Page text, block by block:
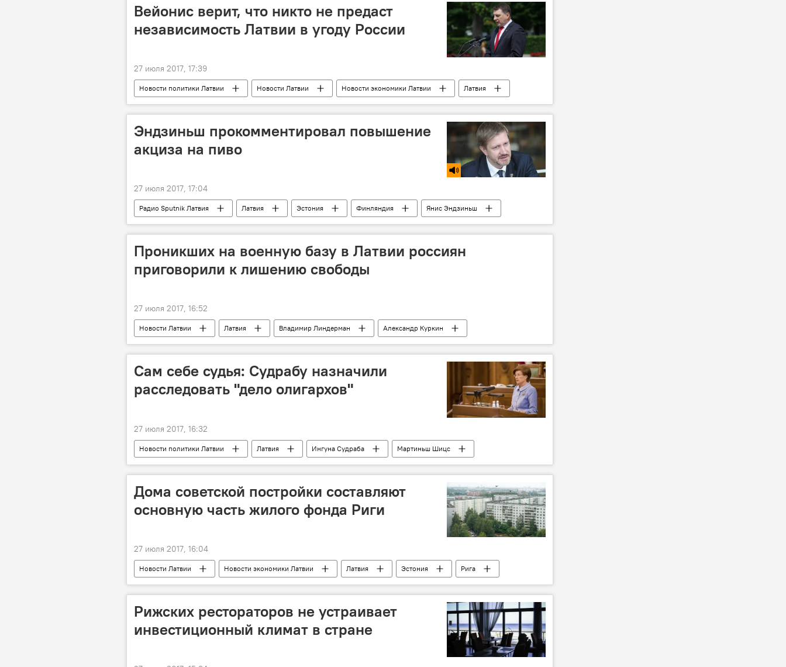
Вейонис верит, что никто не предаст
независимость Латвии в угоду России
27 июля 2017, 17:39
Новости политики Латвии Новости Латвии Новости экономики Латвии
Латвия
Россия
Раймондс Вейонис
Эндзиньш прокомментировал повышение
акциза на пиво
27 июля 2017, 17:04
Радио Sputnik Латвия Латвия Эстония Финляндия
Янис Эндзиньш
акцизы
Турпоездка в винный магазин
Проникших на военную базу в Латвии россиян
приговорили к лишению свободы
27 июля 2017, 16:52
Новости Латвии Латвия Владимир Линдерман
Александр Куркин
Андрей Попко
Сам себе судья: Судрабу назначили
расследовать "дело олигархов"
27 июля 2017, 16:32
Новости политики Латвии Латвия Ингуна Судраба
Мартиньш Шицс
Игорь Пименов
Андрей Юдин Ритварс Янсонс Айнарс Межулис
Сейм
Дома советской постройки составляют
основную часть жилого фонда Риги
27 июля 2017, 16:04
Новости Латвии Новости экономики Латвии Латвия Эстония
Рига
Литва
Таллин Вильнюс DNB исследование
Рижских рестораторов не устраивает
инвестиционный климат в стране